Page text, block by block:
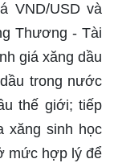
VND/USD và
Thương - Tài
giá xăng dầu
trong nước
thế giới; tiếp
xăng sinh học
mức hợp lý để